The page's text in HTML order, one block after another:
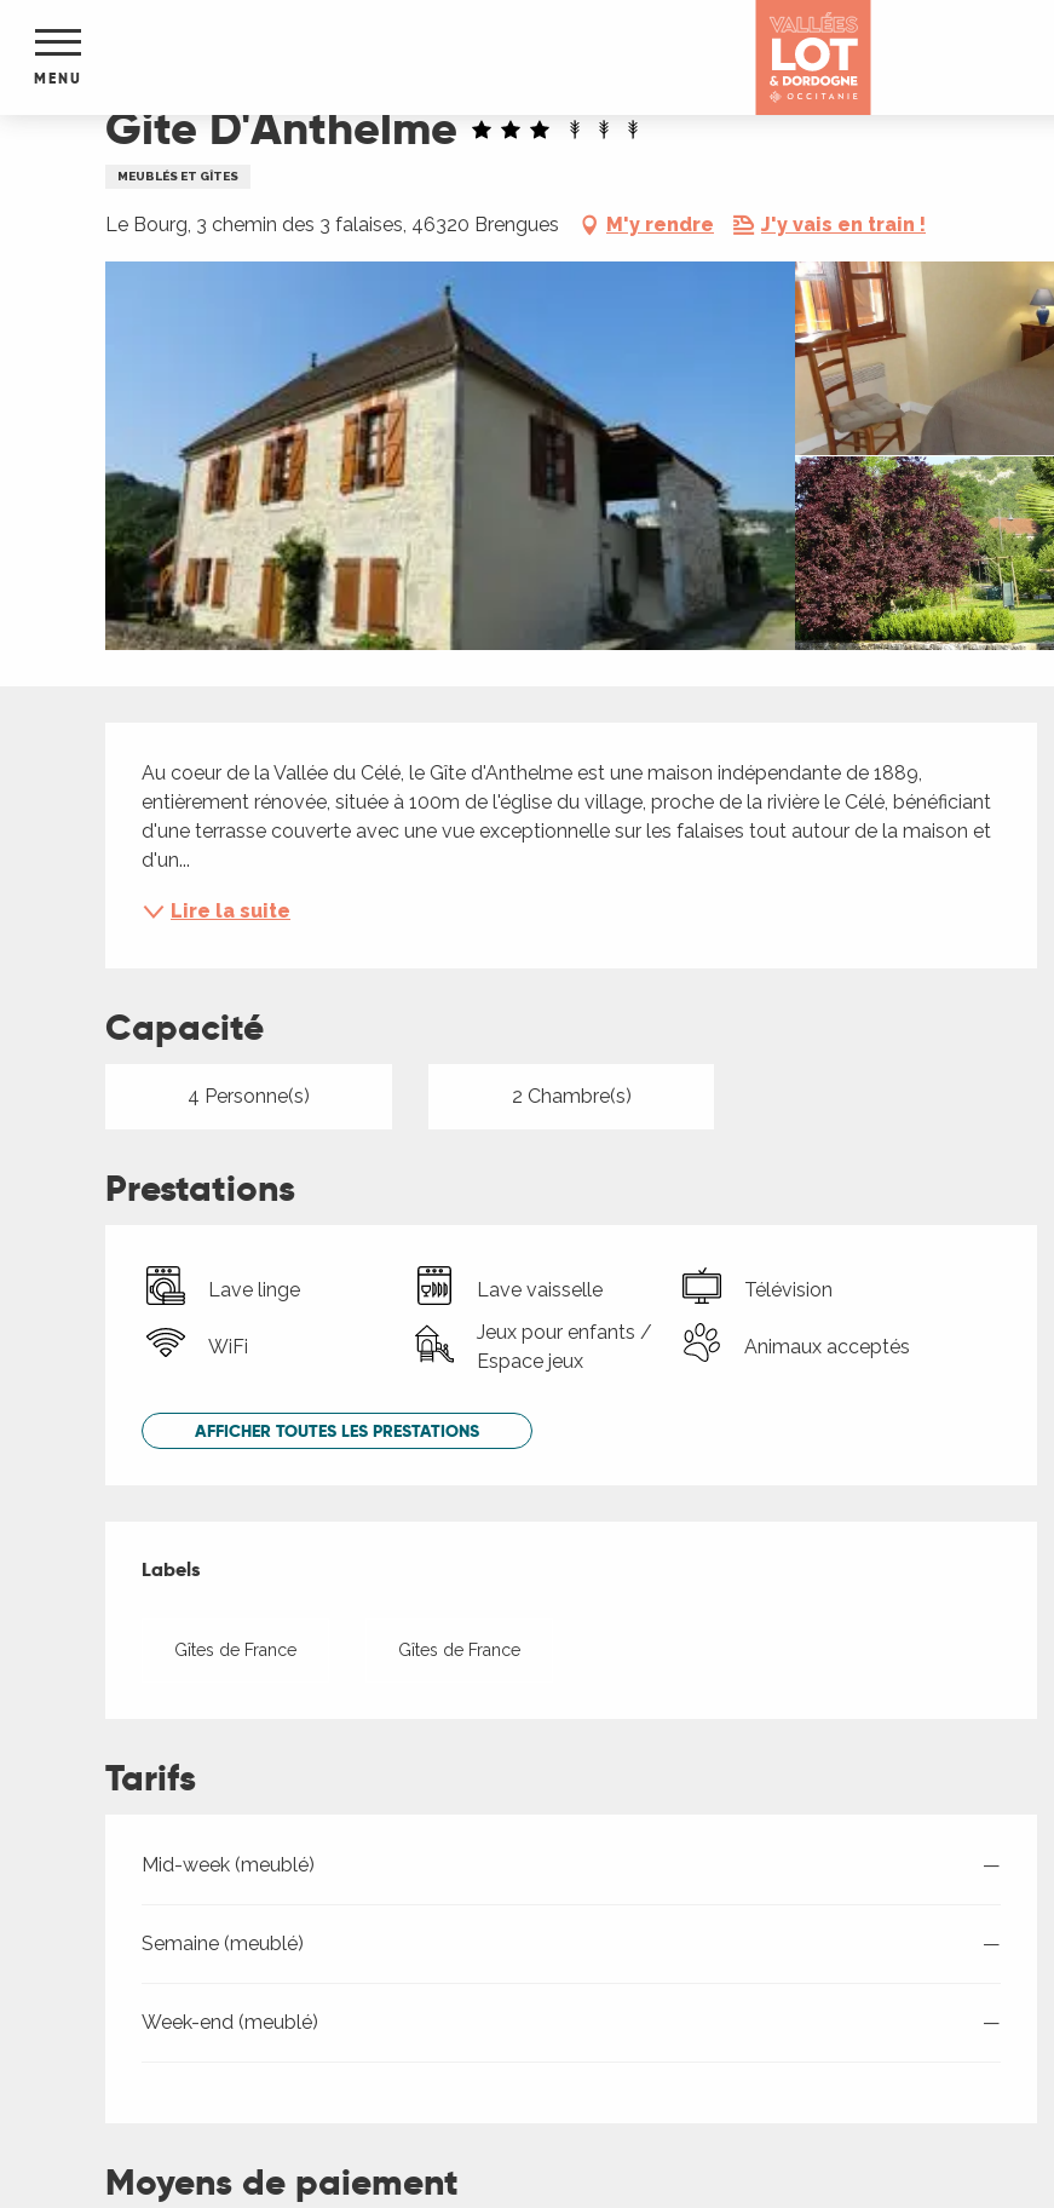
contenu
MENU
Gite D'Anthelme
MEUBLÉS ET GÎTES
Le Bourg, 3 chemin des 3 falaises, 46320 Brengues M'y rendre J'y vais en train !
Description
Au coeur de la Vallée du Célé, le Gîte d'Anthelme est une maison indépendante de 1889,
entièrement rénovée, située à 100m de l'église du village, proche de la rivière le Célé, bénéficiant
d'une terrasse couverte avec une vue exceptionnelle sur les falaises tout autour de la maison et
d'un...
Lire la suite
Capacité
4 Personne(s) 2 Chambre(s)
Prestations
Lave linge Lave vaisselle Télévision
WiFi
Jeux pour enfants /
Espace jeux
Animaux acceptés
AFFICHER TOUTES LES PRESTATIONS
Offres de prestations
Labels
Labels
Gîtes de France Gîtes de France
Tarifs
Tarifs 2026
Mid-week (meublé) —
Semaine (meublé) —
Week-end (meublé) —
Moyens de paiement